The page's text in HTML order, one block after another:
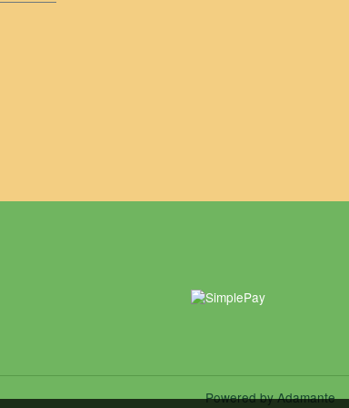
Powered by Adamante